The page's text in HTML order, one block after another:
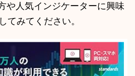
や人気インジケーターに興味
てみてください。